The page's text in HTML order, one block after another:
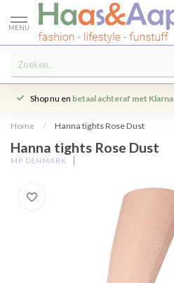
MENU
Shop nu en betaal achteraf met Klarna
Home / Hanna tights Rose Dust
Hanna tights Rose Dust
MP DENMARK